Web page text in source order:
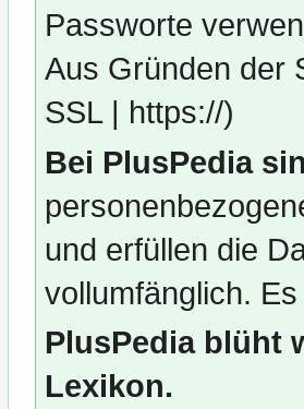
Passworte
Aus Gründen der
SSL | https://)
Bei PlusPedia
und erfüllen die
vollumfänglich.
PlusPedia blüht
Lexikon.